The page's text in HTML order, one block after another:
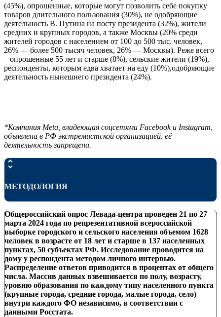
(45%), опрошенные, которые могут позволить себе покупку
товаров длительного пользования (30%), не одобряющие
деятельность В. Путина на посту президента (32%), жители
средних и крупных городов, а также Москвы (20% среди
жителей городов с населением от 100 до 500 тыс. человек,
26% — более 500 тысяч человек, 26% — Москвы). Реже всего
– опрошенные 55 лет и старше (8%), сельские жители (19%),
респонденты, которым едва хватает на еду (10%),одобряющие
деятельность нынешнего президента (24%).
*Компания Meta, владеющая соцсетями Facebook и Instagram,
объявлена в РФ экстремистской организацией, её
деятельность запрещена.
МЕТОДОЛОГИЯ
Общероссийский опрос Левада-центра проведен 21 по 27
марта 2024 года по репрезентативной всероссийской
выборке городского и сельского населения объемом 1628
человек в возрасте от 18 лет и старше в 137 населенных
пунктах, 50 субъектах РФ. Исследование проводится на
дому у респондента методом личного интервью.
Распределение ответов приводится в процентах от общего
числа. Массив данных взвешивается по полу, возрасту,
уровню образования по каждому типу населенного пункта
(крупные города, средние города, малые города, село)
внутри каждого ФО независимо, в соответствии с
данными Росстата.